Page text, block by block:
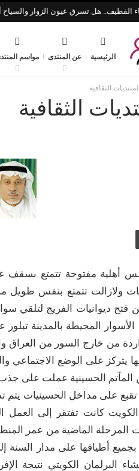
القطيف.. هل تسرق عيون الزوار والسياح
الرئيسية عن المنتدى مواسم
الثقافية
الثقافية
أهلية مفتوحة تتمتع بسقف
ولازالت تتمتع بنفس طويل
فتح ديوانيات الفريج لتلقي
الأسوار المحيطة بالمدينة
من خارج السور من العراق
يتركز على الوضع الاجتماعي
المآتم الحسينية عملت على
تقبع على مداخل الحسينيات يتم
الكويت كانت تفتقر إلى
المرحلة الماضية من عمر
بجميع أطيافها على مدار
البرلمان الكويتي نتيجة